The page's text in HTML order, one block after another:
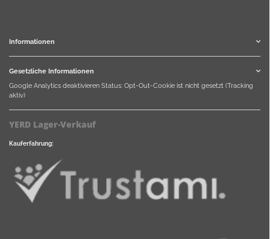
Informationen
Gesetzliche Informationen
Google Analytics deaktivieren Status: Opt-Out-Cookie ist nicht gesetzt (Tracking
aktiv)
YERD Lager-Verkauf
Kauferfahrung: